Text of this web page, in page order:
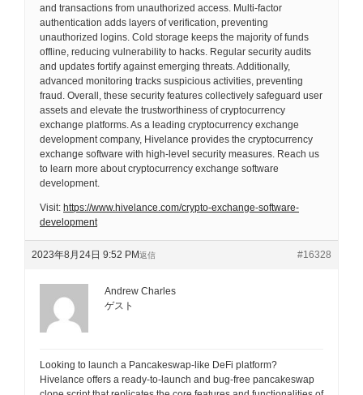
and transactions from unauthorized access. Multi-factor
authentication adds layers of verification, preventing
unauthorized logins. Cold storage keeps the majority of funds
offline, reducing vulnerability to hacks. Regular security audits
and updates fortify against emerging threats. Additionally,
advanced monitoring tracks suspicious activities, preventing
fraud. Overall, these security features collectively safeguard user
assets and elevate the trustworthiness of cryptocurrency
exchange platforms. As a leading cryptocurrency exchange
development company, Hivelance provides the cryptocurrency
exchange software with high-level security measures. Reach us
to learn more about cryptocurrency exchange software
development.
Visit: https://www.hivelance.com/crypto-exchange-software-
development
2023年8月24日 9:52 PM #16328
返信
Andrew Charles
ゲスト
Looking to launch a Pancakeswap-like DeFi platform?
Hivelance offers a ready-to-launch and bug-free pancakeswap